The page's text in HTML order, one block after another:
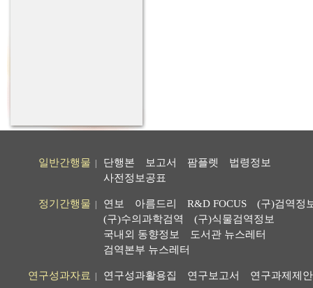
일반간행물 단행본 보고서 팜플렛
법령정보
사전정보공표
정기간행물 연보 아름드리 R&D FOCUS
(구)검역정
(구)수의과학검역
(구)식물검역정보
국내외 동향정보
도서관 뉴스레터
검역본부 뉴스레터
연구성과자료 연구성과활용집 연구보고서 연구과제제